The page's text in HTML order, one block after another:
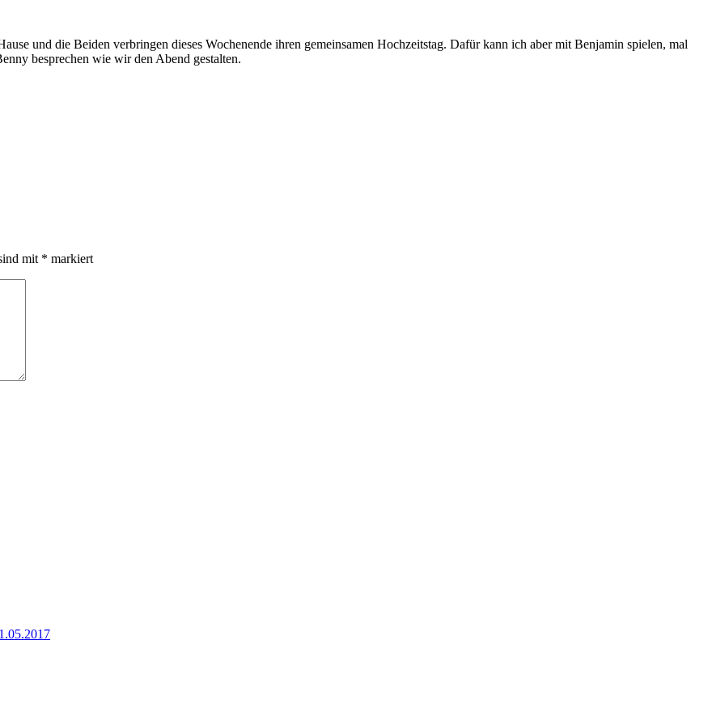
und die Beiden verbringen dieses Wochenende ihren gemeinsamen Hochzeitstag. Dafür kann ich aber mit Benjamin spielen, mal
besprechen wie wir den Abend gestalten.
mit * markiert